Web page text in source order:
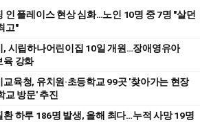
인 플레이스 현상 심화…노인 10명 중 7명 "살던
고"
, 시립하나어린이집 10일 개원…장애영유아
육 강화
교육청, 유치원·초등학교 99곳 '찾아가는 현장
교 방문' 추진
환 하루 186명 발생, 올해 최다…누적 사망 19명